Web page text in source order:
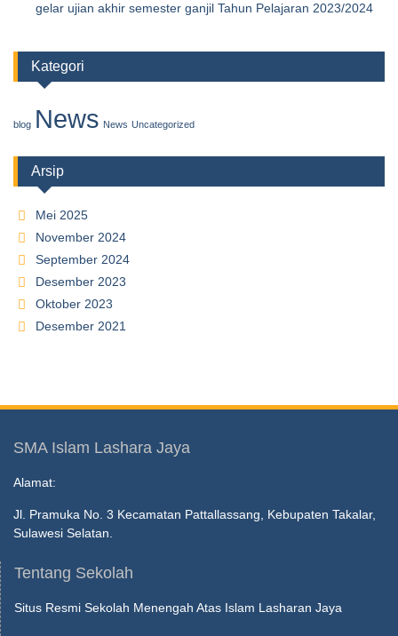
gelar ujian akhir semester ganjil Tahun Pelajaran 2023/2024
Kategori
blog News News Uncategorized
Arsip
Mei 2025
November 2024
September 2024
Desember 2023
Oktober 2023
Desember 2021
SMA Islam Lashara Jaya
Alamat:
Jl. Pramuka No. 3 Kecamatan Pattallassang, Kebupaten Takalar,
Sulawesi Selatan.
Tentang Sekolah
Situs Resmi Sekolah Menengah Atas Islam Lasharan Jaya